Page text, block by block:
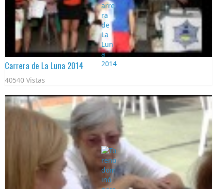
Carrera de La Luna 2014
40540 Vistas